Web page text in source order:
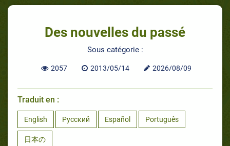
Des nouvelles du passé
Sous catégorie :
2057 2013/05/14 2026/08/09
Traduit en :
English Русский Español Português
日本の